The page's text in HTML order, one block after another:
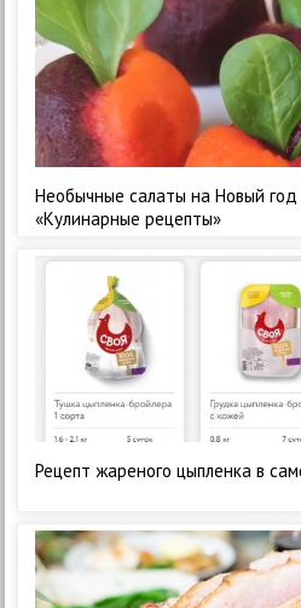
Необычные салаты на Новый
«Кулинарные рецепты»
Рецепт жареного цыпленка в